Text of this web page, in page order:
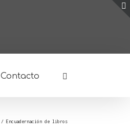
Contacto
/ Encuadernación de libros